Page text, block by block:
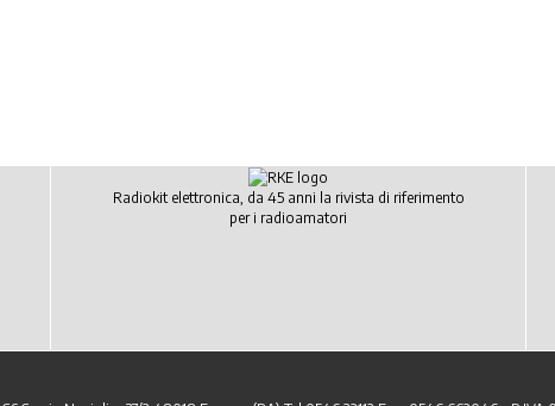
Radiokit elettronica, da 45 anni la rivista di riferimento
per i radioamatori